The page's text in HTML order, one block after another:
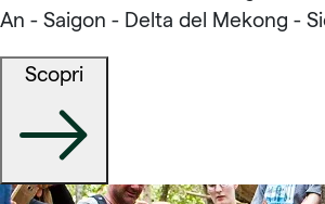
An - Saigon - Delta del Mekong -
Scopri